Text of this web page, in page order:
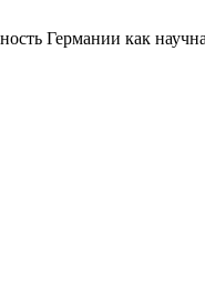
Германии как